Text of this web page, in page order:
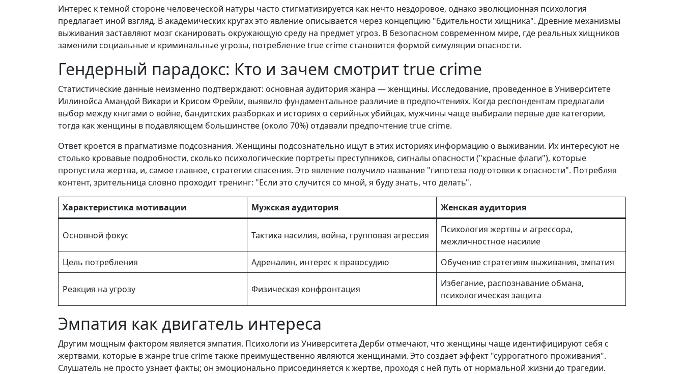
Интерес к темной стороне человеческой натуры часто стигматизируется как нечто нездоровое, однако эволюционная психология
предлагает иной взгляд. В академических кругах это явление описывается через концепцию "бдительности хищника". Древние механизмы
выживания заставляют мозг сканировать окружающую среду на предмет угроз. В безопасном современном мире, где реальных хищников
заменили социальные и криминальные угрозы, потребление true crime становится формой симуляции опасности.
Гендерный парадокс: Кто и зачем смотрит true crime
Статистические данные неизменно подтверждают: основная аудитория жанра — женщины. Исследование, проведенное в Университете
Иллинойса Амандой Викари и Крисом Фрейли, выявило фундаментальное различие в предпочтениях. Когда респондентам предлагали
выбор между книгами о войне, бандитских разборках и историях о серийных убийцах, мужчины чаще выбирали первые две категории,
тогда как женщины в подавляющем большинстве (около 70%) отдавали предпочтение true crime.
Ответ кроется в прагматизме подсознания. Женщины подсознательно ищут в этих историях информацию о выживании. Их интересуют не
столько кровавые подробности, сколько психологические портреты преступников, сигналы опасности ("красные флаги"), которые
пропустила жертва, и, самое главное, стратегии спасения. Это явление получило название "гипотеза подготовки к опасности". Потребляя
контент, зрительница словно проходит тренинг: "Если это случится со мной, я буду знать, что делать".
Характеристика мотивации Мужская аудитория Женская аудитория
Основной фокус Тактика насилия, война, групповая агрессия
Психология жертвы и агрессора,
межличностное насилие
Цель потребления
Адреналин, интерес к правосудию Обучение стратегиям выживания, эмпатия
Реакция на угрозу Физическая конфронтация
Избегание, распознавание обмана,
психологическая защита
Эмпатия как двигатель интереса
Другим мощным фактором является эмпатия. Психологи из Университета Дерби отмечают, что женщины чаще идентифицируют себя с
жертвами, которые в жанре true crime также преимущественно являются женщинами. Это создает эффект "суррогатного проживания".
Слушатель не просто узнает факты; он эмоционально присоединяется к жертве, проходя с ней путь от нормальной жизни до трагедии.